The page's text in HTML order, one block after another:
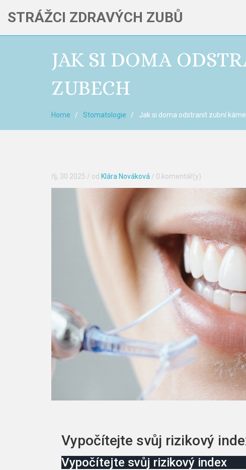
STRÁŽCI ZDRAVÝCH ZUBŮ
JAK SI DOMA
ZUBECH
Home Stomatologie Jak si doma odstranit zubní
říj, 30 2025 / od Klára Nováková / 0 komentář(y)
Vypočítejte svůj rizikový
Vypočítejte svůj rizikový index